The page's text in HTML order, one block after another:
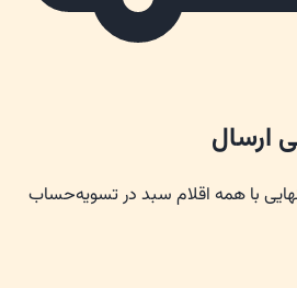
ارسال
با همه اقلام سبد در تسویه‌حساب